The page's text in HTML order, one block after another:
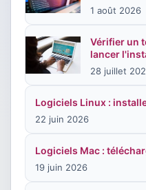
1 août 2026
Vérifier un
lancer
28 juillet
Logiciels Linux :
22 juin 2026
Logiciels Mac :
19 juin 2026